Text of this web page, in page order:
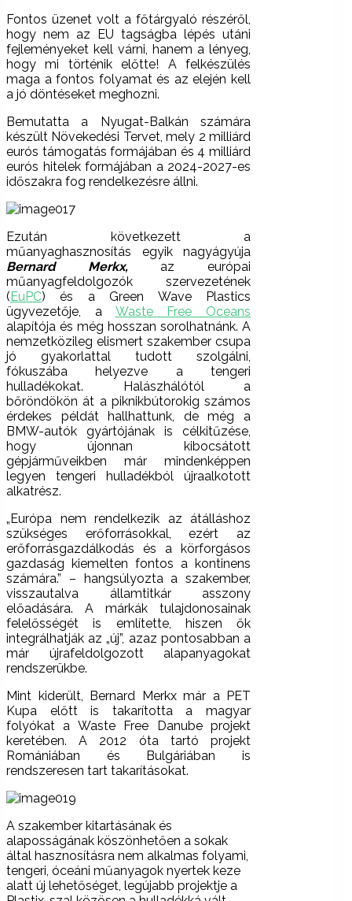
Fontos üzenet volt a főtárgyaló részéről,
hogy nem az EU tagságba lépés utáni
fejleményeket kell várni, hanem a lényeg,
hogy mi történik előtte! A felkészülés
maga a fontos folyamat és az elején kell
a jó döntéseket meghozni.
Bemutatta a Nyugat-Balkán számára
készült Növekedési Tervet, mely 2 milliárd
eurós támogatás formájában és 4 milliárd
eurós hitelek formájában a 2024-2027-es
időszakra fog rendelkezésre állni.
Ezután következett a
műanyaghasznosítás egyik nagyágyúja
Bernard Merkx,az európai
műanyagfeldolgozók szervezetének
(EuPC) és a Green Wave Plastics
ügyvezetője, a Waste Free Oceans
alapítója és még hosszan sorolhatnánk. A
nemzetközileg elismert szakember csupa
jó gyakorlattal tudott szolgálni,
fókuszába helyezve a tengeri
hulladékokat. Halászhálótól a
bőröndökön át a piknikbútorokig számos
érdekes példát hallhattunk, de még a
BMW-autók gyártójának is célkitűzése,
hogy újonnan kibocsátott
gépjárműveikben már mindenképpen
legyen tengeri hulladékból újraalkotott
alkatrész.
„Európa nem rendelkezik az átálláshoz
szükséges erőforrásokkal, ezért az
erőforrásgazdálkodás és a körforgásos
gazdaság kiemelten fontos a kontinens
számára.” – hangsúlyozta a szakember,
visszautalva államtitkár asszony
előadására. A márkák tulajdonosainak
felelősségét is említette, hiszen ők
integrálhatják az „új”, azaz pontosabban a
már újrafeldolgozott alapanyagokat
rendszerükbe.
Mint kiderült, Bernard Merkx már a PET
Kupa előtt is takarította a magyar
folyókat a Waste Free Danube projekt
keretében. A 2012 óta tartó projekt
Romániában és Bulgáriában is
rendszeresen tart takarításokat.
A szakember kitartásának és
alaposságának köszönhetően a sokak
által hasznosításra nem alkalmas folyami,
tengeri, óceáni műanyagok nyertek keze
alatt új lehetőséget, legújabb projektje a